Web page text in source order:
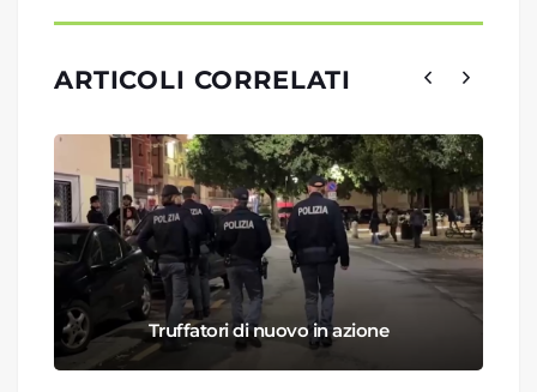
ARTICOLI CORRELATI
Truffatori di nuovo in azione